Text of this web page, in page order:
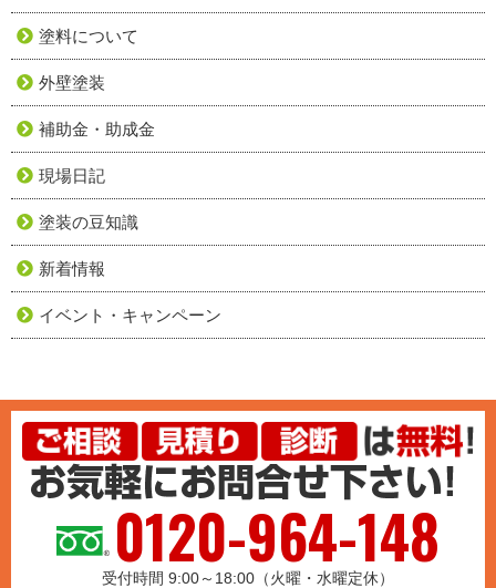
塗料について
外壁塗装
補助金・助成金
現場日記
塗装の豆知識
新着情報
イベント・キャンペーン
0120-964-148
受付時間 9:00～18:00（火曜・水曜定休）